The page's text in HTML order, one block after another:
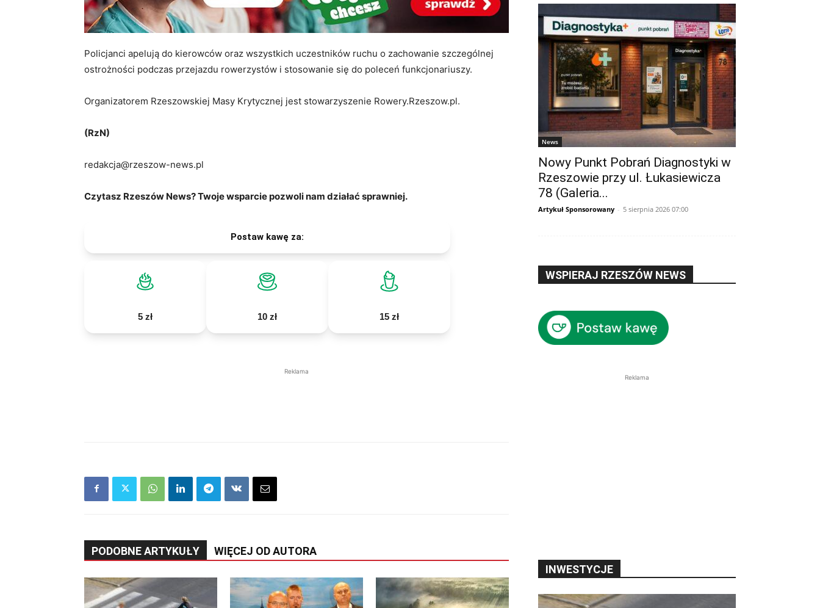
Policjanci apelują do kierowców oraz wszystkich uczestników ruchu o zachowanie szczególnej
ostrożności podczas przejazdu rowerzystów i stosowanie się do poleceń funkcjonariuszy.
Organizatorem Rzeszowskiej Masy Krytycznej jest stowarzyszenie Rowery.Rzeszow.pl.
(RzN)
redakcja@rzeszow-news.pl
Czytasz Rzeszów News? Twoje wsparcie pozwoli nam działać sprawniej.
Postaw kawę za:
5 zł 10 zł 15 zł
Reklama
PODOBNE ARTYKUŁY WIĘCEJ OD AUTORA
News
Nowy Punkt Pobrań Diagnostyki w
Rzeszowie przy ul. Łukasiewicza
78 (Galeria...
Artykuł Sponsorowany - 5 sierpnia 2026 07:00
WSPIERAJ RZESZÓW NEWS
Reklama
INWESTYCJE